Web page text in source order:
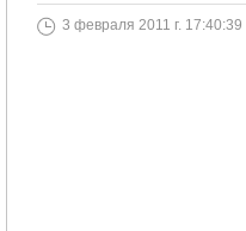
3 февраля 2011 г. 17:40:39